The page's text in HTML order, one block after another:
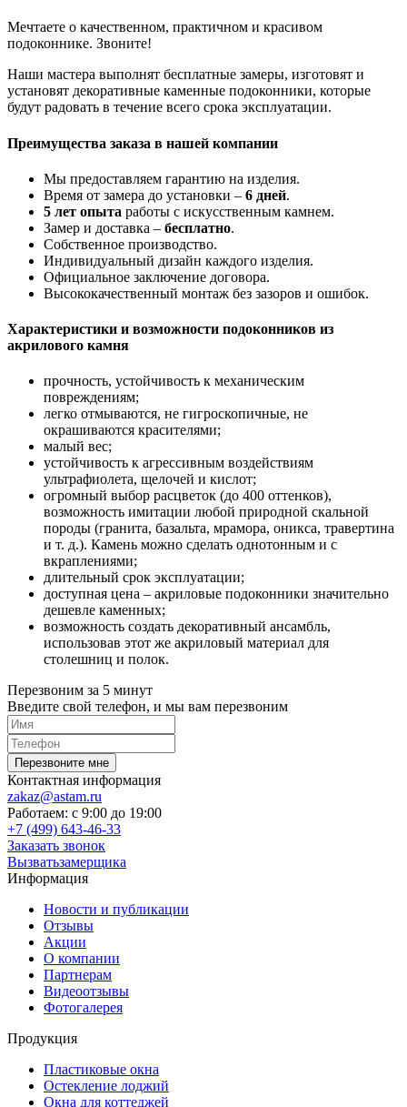
Мечтаете о качественном, практичном и красивом
подоконнике. Звоните!
Наши мастера выполнят бесплатные замеры, изготовят и
установят декоративные каменные подоконники, которые
будут радовать в течение всего срока эксплуатации.
Преимущества заказа в нашей компании
Мы предоставляем гарантию на изделия.
Время от замера до установки – 6 дней.
5 лет опыта работы с искусственным камнем.
Замер и доставка – бесплатно.
Собственное производство.
Индивидуальный дизайн каждого изделия.
Официальное заключение договора.
Высококачественный монтаж без зазоров и ошибок.
Характеристики и возможности подоконников из
акрилового камня
прочность, устойчивость к механическим
повреждениям;
легко отмываются, не гигроскопичные, не
окрашиваются красителями;
малый вес;
устойчивость к агрессивным воздействиям
ультрафиолета, щелочей и кислот;
огромный выбор расцветок (до 400 оттенков),
возможность имитации любой природной скальной
породы (гранита, базальта, мрамора, оникса, травертина
и т. д.). Камень можно сделать однотонным и с
вкраплениями;
длительный срок эксплуатации;
доступная цена – акриловые подоконники значительно
дешевле каменных;
возможность создать декоративный ансамбль,
использовав этот же акриловый материал для
столешниц и полок.
Перезвоним за 5 минут
Введите свой телефон, и мы вам перезвоним
Перезвоните мне
Контактная информация
zakaz@astam.ru
Работаем: с 9:00 до 19:00
+7 (499) 643-46-33
Заказать звонок
Вызватьзамерщика
Информация
Новости и публикации
Отзывы
Акции
О компании
Партнерам
Видеоотзывы
Фотогалерея
Продукция
Пластиковые окна
Остекление лоджий
Окна для коттеджей